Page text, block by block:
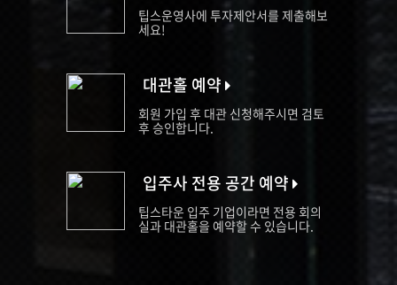
팁스운영사에 투자제안서를 제출해보
세요!
대관홀 예약
회원 가입 후 대관 신청해주시면 검토
후 승인합니다.
입주사 전용 공간 예약
팁스타운 입주 기업이라면 전용 회의
실과 대관홀을 예약할 수 있습니다.